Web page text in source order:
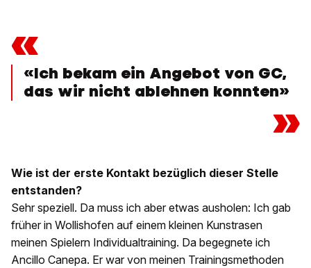
«
«Ich bekam ein Angebot von GC,
das wir nicht ablehnen konnten»
»
Wie ist der erste Kontakt bezüglich dieser Stelle
entstanden?
Sehr speziell. Da muss ich aber etwas ausholen: Ich gab
früher in Wollishofen auf einem kleinen Kunstrasen
meinen Spielern Individualtraining. Da begegnete ich
Ancillo Canepa. Er war von meinen Trainingsmethoden